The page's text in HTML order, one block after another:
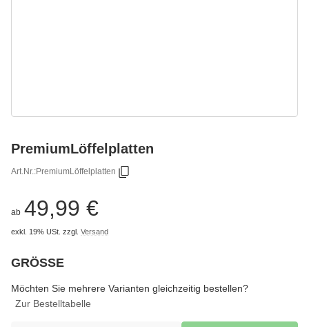
PremiumLöffelplatten
Art.Nr.:PremiumLöffelplatten
ab 49,99 €
exkl. 19% USt. zzgl. Versand
GRÖSSE
Möchten Sie mehrere Varianten gleichzeitig bestellen?
Zur Bestelltabelle